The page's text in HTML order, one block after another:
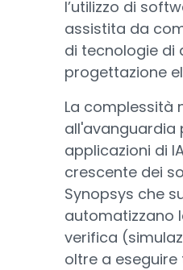
l’utilizzo di
assistita da
di tecnologie di
progettazione
La complessità
all'avanguardia
applicazioni di
crescente dei
Synopsys che
automatizzano
verifica
oltre a